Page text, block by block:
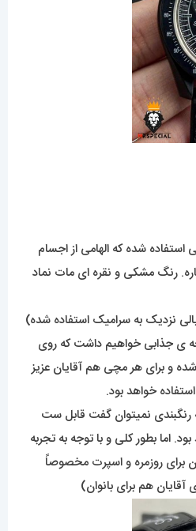
شده که الهامی از اجسام
رنگ مشکی و نقره ای مات نماد
نزدیک به سرامیک استفاده شده)
ی جذابی خواهیم داشت که روی
و برای هر مچی هم آقایان عزیز
خواهد بود.
رنگبندی نمیتوان گفت قابل ست
اما بطور کلی و با توجه به تجربه
روزمره و اسپرت مخصوصاً
آقایان هم برای بانوان)